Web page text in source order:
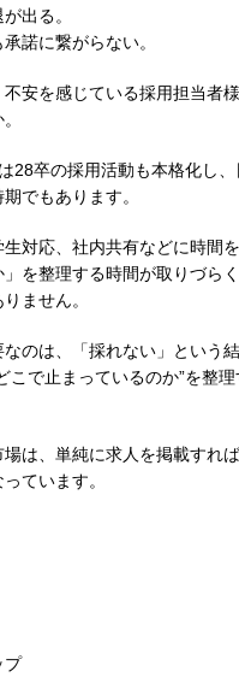
出る。
諾に繋がらない。
安を感じている採用担当者
28卒の採用活動も本格化し
でもあります。
対応、社内共有などに時間を
」を整理する時間が取りづら
ません。
のは、「採れない」という
こで止まっているのか”を整
は、単純に求人を掲載すれ
ています。
プ